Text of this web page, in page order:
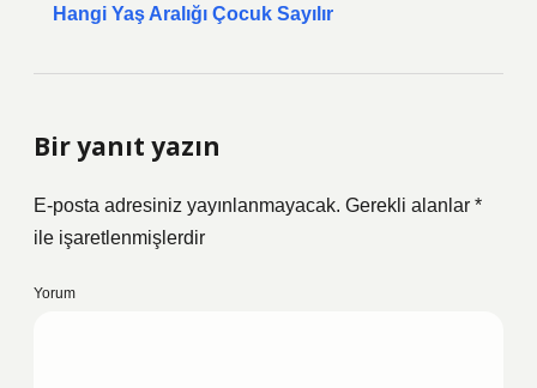
Hangi Yaş Aralığı Çocuk Sayılır
Bir yanıt yazın
E-posta adresiniz yayınlanmayacak. Gerekli alanlar *
ile işaretlenmişlerdir
Yorum